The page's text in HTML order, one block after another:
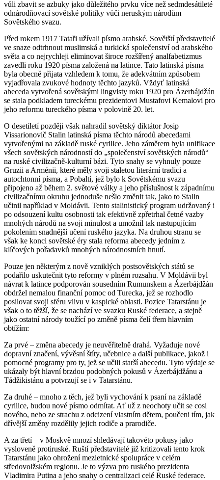
vůli zbavit se azbuky jako důležitého prvku více než sedmdesátileté
odnárodňovací sovětské politiky vůči neruským národům
Sovětského svazu.
Před rokem 1917 Tataři užívali písmo arabské. Sovětští představitelé
ve snaze odtrhnout muslimská a turkická společenství od arabského
světa a co nejrychleji eliminovat široce rozšířený analfabetizmus
zavedli roku 1920 písma založená na latince. Tato latinská písma
byla obecně přijata vzhledem k tomu, že adekvátním způsobem
vyjadřovala zvukové hodnoty těchto jazyků. Vždyť latinská
abeceda vytvořená sovětskými lingvisty roku 1920 pro Ázerbájdžán
se stala podkladem tureckému prezidentovi Mustafovi Kemalovi pro
jeho reformu tureckého písma v polovině 20. let.
O desetiletí později však nahradil sovětský diktátor Josip
Vissarionovič Stalin latinská písma těchto národů abecedami
vytvořenými na základě ruské cyrilice. Jeho záměrem byla unifikace
všech sovětských národností do „společenství sovětských národů“
na ruské civilizačně-kulturní bázi. Tyto snahy se vyhnuly pouze
Gruzii a Arménii, které měly svoji staletou literární tradici a
autochtonní písma, a Pobaltí, jež bylo k Sovětskému svazu
připojeno až během 2. světové války a jeho příslušnost k západnímu
civilizačnímu okruhu jednoduše nešlo změnit tak, jako to Stalin
učinil například v Moldávii. Tento stalinistický program udržovaný i
po odsouzení kultu osobnosti tak efektivně zpřetrhal četné vazby
mnohých národů na svoji minulost a umožnil tak nastupujícím
pokolením snadnější učení ruského jazyka. Na druhou stranu se
však ke konci sovětské éry stala reforma abecedy jedním z
klíčových pořadavků mnohých národnostních hnutí.
Pouze jen některým z nově vzniklých postsovětských států se
podařilo uskutečnit tyto reformy v plném rozsahu. V Moldávii byl
návrat k latince podporován sousedním Rumunskem a Ázerbájdžán
obdržel nemalou finanční pomoc od Turecka, jež se rozhodlo
posilovat svoji sféru vlivu v kaspické oblasti. Pozice Tatarstánu je
však o to těžší, že se nachází ve svazku Ruské federace, a stejně
jako ostatní národy toužící po změně písma čelí třem hlavním
obtížím:
Za prvé – změna abecedy je neuvěřitelně drahá. Vyžaduje nové
dopravní značení, vývěsní štíty, učebnice a další publikace, jakož i
pomocné programy pro ty, jež se učili starší abecedu. Tyto výdaje se
ukázaly být hlavní brzdou podobných pokusů v Ázerbájdžánu a
Tádžikistánu a potvrzují se i v Tatarstánu.
Za druhé – mnoho z těch, jež byli vychování k psaní na základě
cyrilice, budou nové písmo odmítat. Ať už z neochoty učit se cosi
nového, nebo ze strachu z odcizení vlastním dětem, poučeni tím, jak
dřívější změny rozdělily jejich rodiče a prarodiče.
A za třetí – v Moskvě mnozí shledávají takovéto pokusy jako
vysloveně protiruské. Ruští představitelé již kritizovali tento krok
Tatarstánu jako ohrožení mezietnické spolupráce v celém
středovolžském regionu. Je to výzva pro ruského prezidenta
Vladimira Putina a jeho snahy o centralizaci celé Ruské federace.